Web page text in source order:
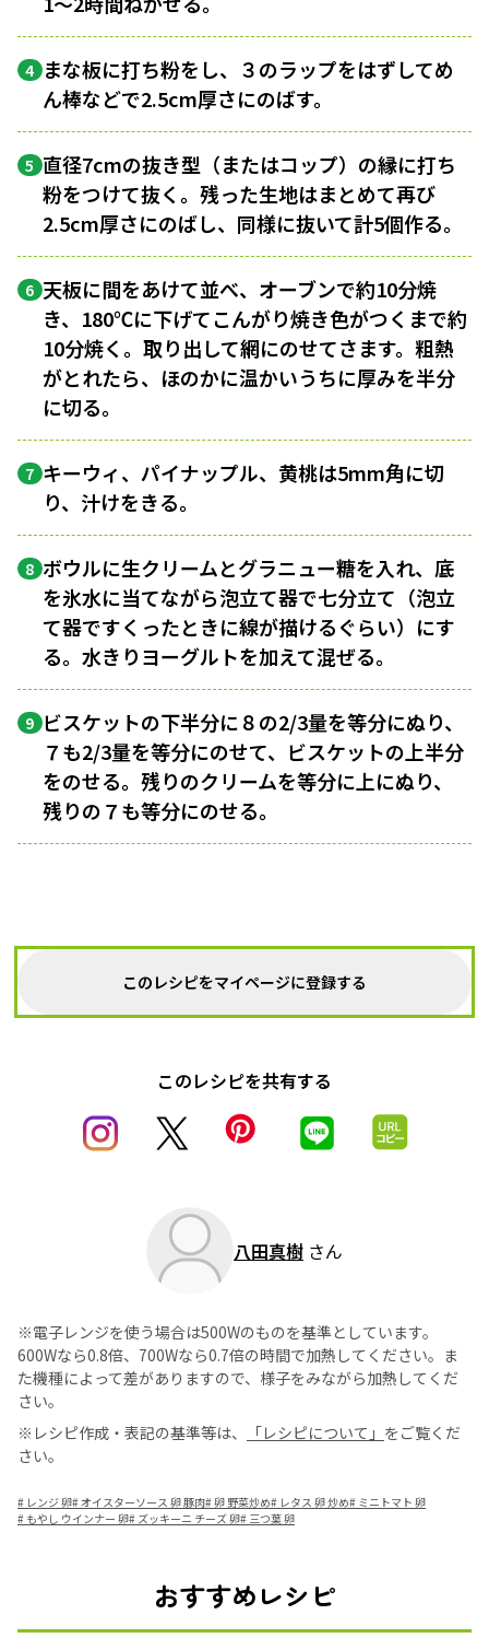
4 まな板に打ち粉をし、３のラップをはずしてめ
ん棒などで2.5cm厚さにのばす。
5 直径7cmの抜き型（またはコップ）の縁に打ち
粉をつけて抜く。残った生地はまとめて再び
2.5cm厚さにのばし、同様に抜いて計5個作る。
6 天板に間をあけて並べ、オーブンで約10分焼
き、180℃に下げてこんがり焼き色がつくまで約
10分焼く。取り出して網にのせてさます。粗熱
がとれたら、ほのかに温かいうちに厚みを半分
に切る。
7 キーウィ、パイナップル、黄桃は5mm角に切
り、汁けをきる。
8 ボウルに生クリームとグラニュー糖を入れ、底
を氷水に当てながら泡立て器で七分立て（泡立
て器ですくったときに線が描けるぐらい）にす
る。水きりヨーグルトを加えて混ぜる。
9 ビスケットの下半分に８の2/3量を等分にぬり、
７も2/3量を等分にのせて、ビスケットの上半分
をのせる。残りのクリームを等分に上にぬり、
残りの７も等分にのせる。
このレシピをマイページに登録する
このレシピを共有する
八田真樹 さん
※電子レンジを使う場合は500Wのものを基準としています。
600Wなら0.8倍、700Wなら0.7倍の時間で加熱してください。ま
た機種によって差がありますので、様子をみながら加熱してくだ
さい。
※レシピ作成・表記の基準等は、
「レシピについて」 をご覧くだ
さい。
# レンジ 卵#オイスターソース 卵 豚肉#卵 野菜炒め# レタス 卵 炒め# ミニトマト 卵
# もやし ウインナー 卵# ズッキーニ チーズ 卵# 三つ葉 卵
おすすめレシピ